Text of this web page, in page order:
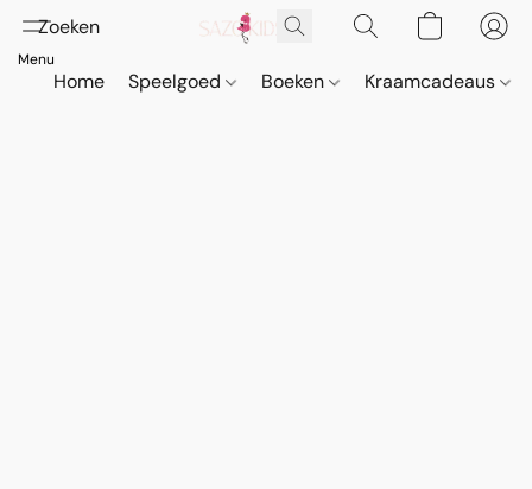
Home Speelgoed Boeken Kraamcadeaus